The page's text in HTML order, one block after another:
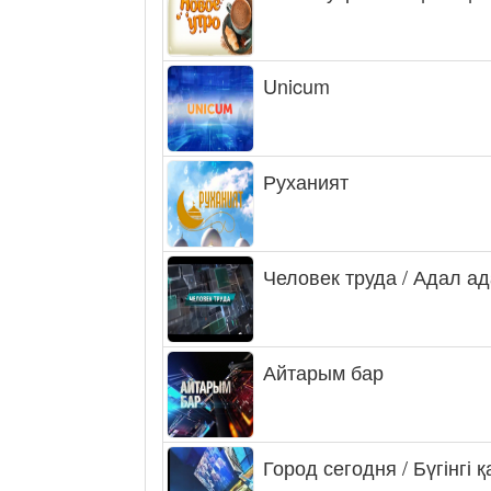
Unicum
Руханият
Человек труда / Адал
Айтарым бар
Город сегодня / Бүгінгі